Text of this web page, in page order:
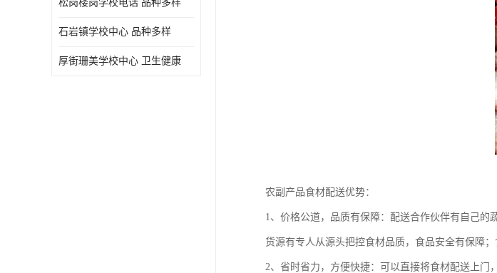
松岗楼岗学校电话 品种多样
石岩镇学校中心 品种多样
厚街珊美学校中心 卫生健康
农副产品食材配送优势：
1、价格公道，品质有保障：配送合作伙伴有自己的
货源有专人从源头把控食材品质，食品安全有保障
2、省时省力，方便快捷：可以直接将食材配送上门